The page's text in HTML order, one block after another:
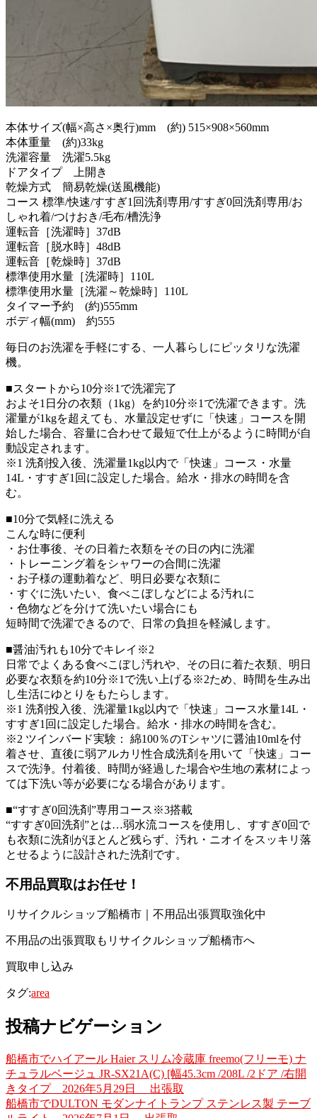
本体サイズ(幅×高さ×奥行)mm (約) 515×908×560mm
本体重量 (約)33kg
洗濯容量 洗濯5.5kg
ドアタイプ 上開き
乾燥方式 簡易乾燥(送風機能)
コース 標準/快速/すすぎ1回洗剤専用/すすぎ0回洗剤専用/お
しゃれ着/つけおき/毛布/槽洗浄
運転音［洗濯時］37dB
運転音［脱水時］48dB
運転音［乾燥時］37dB
標準使用水量［洗濯時］110L
標準使用水量［洗濯～乾燥時］110L
タイマー予約 (約)555mm
ボディ幅(mm) 約555
毎日のお洗濯を手軽にする、一人暮らしにピッタリな洗濯
機。
■スタートから10分※1で洗濯完了
およそ1日分の衣類（1kg）を約10分※1で洗濯できます。洗
濯量が1kgを超えても、水量設定せずに「快速」コースを開
始した場合、容量に合わせて最短で仕上がるように時間が自
動設定されます。
※1 洗剤投入後、洗濯量1kg以内で「快速」コース・水量
14L・すすぎ1回に設定した場合。給水・排水の時間を含
む。
■10分で気軽に洗える
こんな時に便利
・お仕事後、その日着た衣類をその日の内に洗濯
・トレーニング着をシャワーの合間に洗濯
・お子様の運動着など、明日必要な衣類に
・すぐに洗いたい、食べこぼしなどによる汚れに
・色物などを分けて洗いたい場合にも
短時間で洗濯できるので、日常の負担を軽減します。
■醤油汚れも10分でキレイ※2
日常でよくある食べこぼし汚れや、その日に着た衣類、明日
必要な衣類を約10分※1で洗い上げる※2ため、時間を生み出
し生活にゆとりをもたらします。
※1 洗剤投入後、洗濯量1kg以内で「快速」コース水量14L・
すすぎ1回に設定した場合。給水・排水の時間を含む。
※2 ツインバード実験： 綿100％のTシャツに醤油10mlを付
着させ、直後に弱アルカリ性合成洗剤を用いて「快速」コー
スで洗浄。付着後、時間が経過した場合や生地の素材によっ
ては下洗い等が必要になる場合があります。
■“すすぎ0回洗剤”専用コース※3搭載
“すすぎ0回洗剤”とは…弱水流コースを使用し、すすぎ0回で
も衣類に洗剤がほとんど残らず、汚れ・ニオイをスッキリ落
とせるように設計された洗剤です。
不用品買取はお任せ！
リサイクルショップ船橋市｜不用品出張買取強化中
不用品の出張買取もリサイクルショップ船橋市へ
買取申し込み
タグ:area
投稿ナビゲーション
船橋市でハイアール Haier スリム冷蔵庫 freemo(フリーモ) ナ
チュラルベージュ JR-SX21A(C) [幅45.3cm /208L /2ドア /右開
きタイプ 2026年5月29日 出張取
船橋市でDULTON モダンナイトランプ ステンレス製 テーブ